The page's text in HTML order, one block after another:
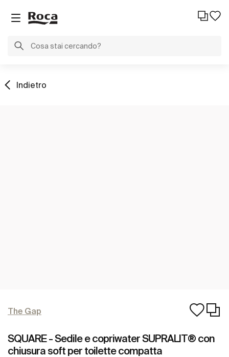
Indietro
The Gap
SQUARE - Sedile e copriwater SUPRALIT® con
chiusura soft per toilette compatta